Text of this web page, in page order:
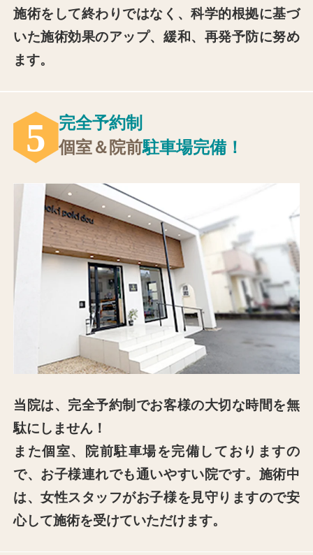
施術をして終わりではなく、科学的根拠に基づ
いた施術効果のアップ、緩和、再発予防に努め
ます。
5
完全予約制
個室＆院前駐⾞場完備！
当院は、完全予約制でお客様の⼤切な時間を無
駄にしません！
また個室、院前駐⾞場を完備しておりますの
で、お⼦様連れでも通いやすい院です。施術中
は、⼥性スタッフがお⼦様を⾒守りますので安
⼼して施術を受けていただけます。